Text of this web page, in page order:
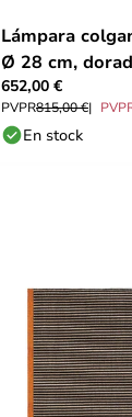
Lámpara
Ø 28 cm,
652,00 €
PVPR815,00 €
En stock